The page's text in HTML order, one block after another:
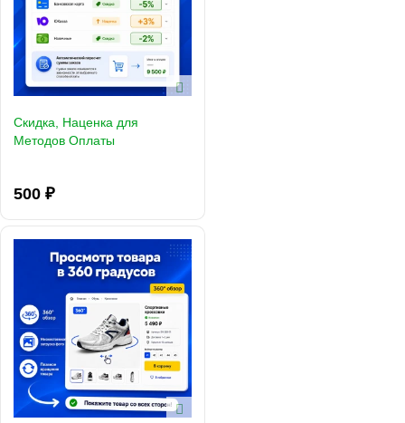
Скидка, Наценка для
Методов Оплаты
500 ₽